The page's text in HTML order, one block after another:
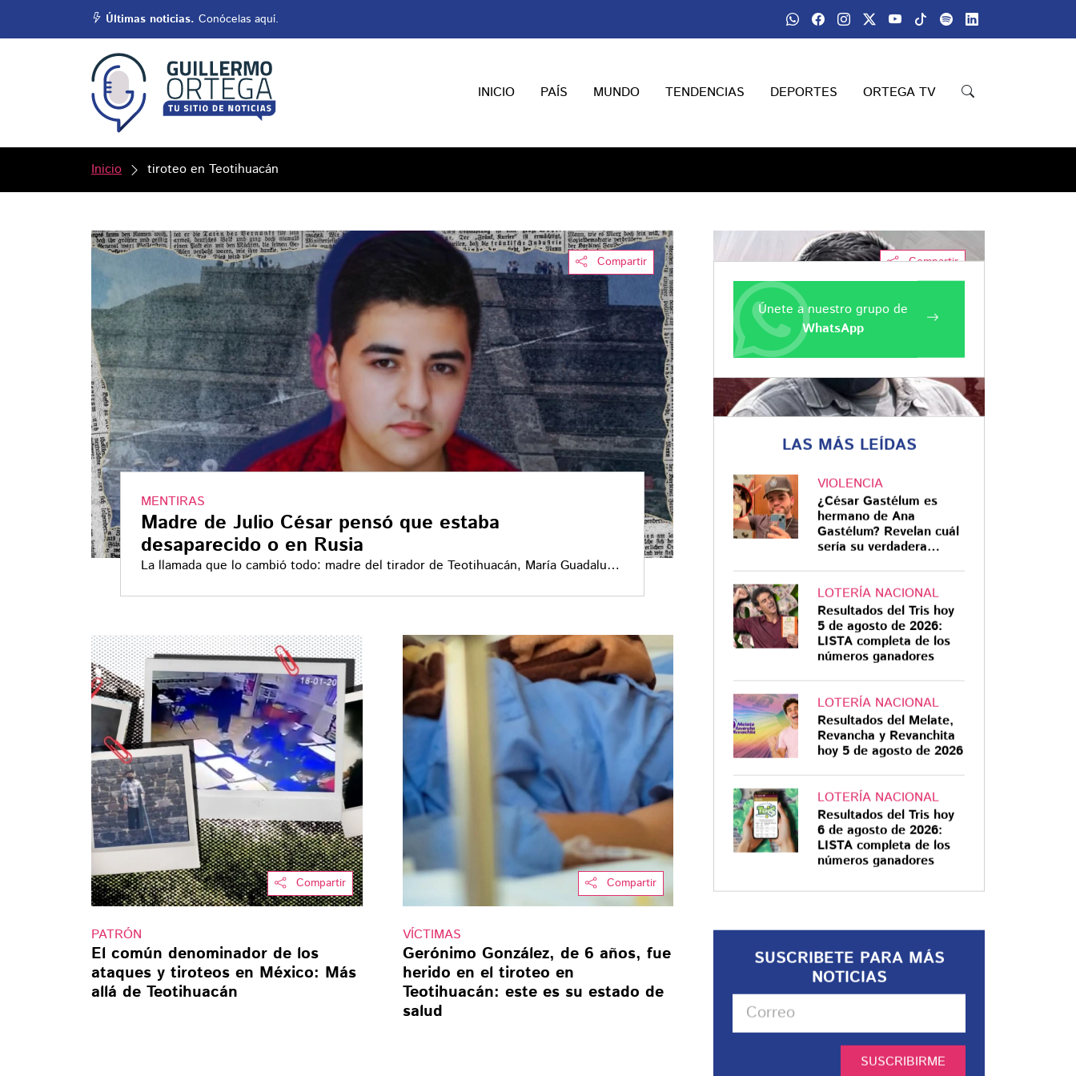
Últimas noticias. Conócelas aquí.
INICIO PAÍS MUNDO TENDENCIAS DEPORTES ORTEGA TV
Inicio tiroteo en Teotihuacán
Compartir
MENTIRAS
Madre de Julio César pensó que estaba
desaparecido o en Rusia
La llamada que lo cambió todo: madre del tirador de Teotihuacán, María Guadalupe
Compartir
Los errores que
marcaron el tiroteo
de Julio César en
Teotihuacán
de errores que desató la tragedia
en la Pirámide de la Luna por Julio
César Jasso Ramírez
Compartir
PATRÓN
El común denominador de los
ataques y tiroteos en México: Más
allá de Teotihuacán
Compartir
VÍCTIMAS
Gerónimo González, de 6 años, fue
herido en el tiroteo en
Teotihuacán: este es su estado de
salud
Únete a nuestro grupo de
WhatsApp
LAS MÁS LEÍDAS
VIOLENCIA
¿César Gastélum es
hermano de Ana
Gastélum? Revelan cuál
sería su verdadera
LOTERÍA NACIONAL
Resultados del Tris hoy
5 de agosto de 2026:
LISTA completa de los
números ganadores
LOTERÍA NACIONAL
Resultados del Melate,
Revancha y Revanchita
hoy 5 de agosto de 2026
LOTERÍA NACIONAL
Resultados del Tris hoy
6 de agosto de 2026:
LISTA completa de los
números ganadores
SUSCRIBETE PARA MÁS
NOTICIAS
SUSCRIBIRME